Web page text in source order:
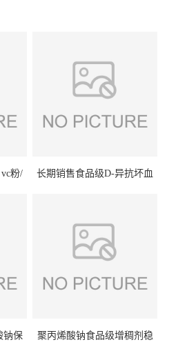
粉/
长期销售食品级D-异抗坏血
钠保
聚丙烯酸钠食品级增稠剂稳